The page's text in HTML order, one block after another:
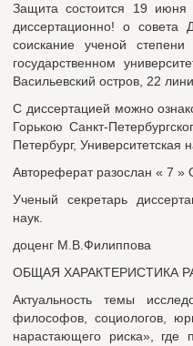
Защита состоится 19
диссертационно! о
соискание ученой
государственном
Васильевский остров, 22
С диссертацией можно
Горькою Санкт-
Петербург,
Автореферат разослан « 7 »
Ученый секретарь
наук.
доценг М.В.Филиппова
ОБЩАЯ ХАРАКТЕРИСТИКА
Актуальность темы
философов, социологов,
нарастающего риска», где